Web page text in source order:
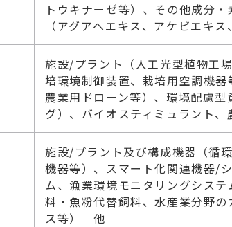
トウキナーゼ等）、その他成分
（アグアへエキス、アケビエキ
施設/プラント（人工光型植物工
培環境制御装置、栽培用空調機
農業用ドローン等）、環境配慮
グ）、バイオスティミュラント
施設/プラント及び構成機器（循
機器等）、スマート化関連機器/
ム、漁業環境モニタリングシス
料・魚粉代替飼料、水産業分野
ス等） 他